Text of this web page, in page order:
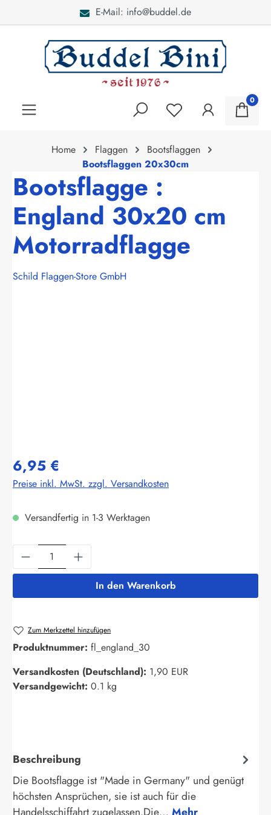
E-Mail: info@buddel.de
0
Home Flaggen
Bootsflaggen
Bootsflaggen 20x30cm
Bootsflagge :
England 30x20 cm
Motorradflagge
Schild Flaggen-Store GmbH
6,95 €
Preise inkl. MwSt. zzgl. Versandkosten
Versandfertig in 1-3 Werktagen
Produkt Anzahl: Gib den gewünschten
In den Warenkorb
Zum Merkzettel hinzufügen
Produktnummer: fl_england_30
Versandkosten (Deutschland): 1,90 EUR
Versandgewicht: 0.1 kg
Beschreibung
Die Bootsflagge ist "Made in Germany" und genügt
höchsten Ansprüchen, sie ist auch für die